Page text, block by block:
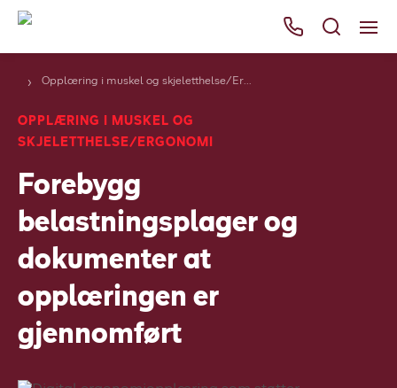
Våre tjenester
Områder
Bli kunde
Bestill
Ressurser
Her finner du oss
Om Falck
Opplæring i muskel og skjeletthelse/Ergonomi
OPPLÆRING I MUSKEL OG
SKJELETTHELSE/ERGONOMI
Forebygg
belastningsplager og
dokumenter at
opplæringen er
gjennomført